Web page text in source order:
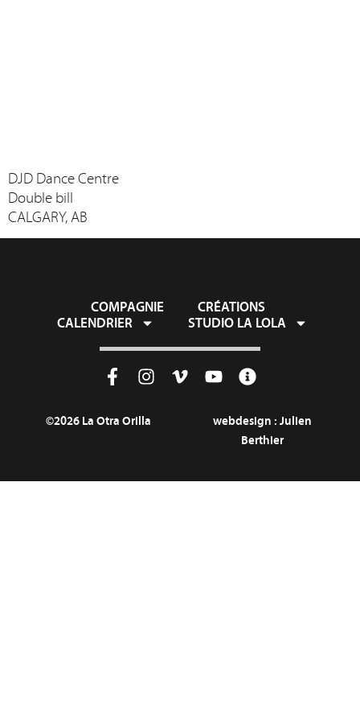
DJD Dance Centre
Double bill
CALGARY, AB
COMPAGNIE
CRÉATIONS
CALENDRIER
STUDIO LA LOLA
©2026 La Otra Orilla webdesign : Julien
Berthier